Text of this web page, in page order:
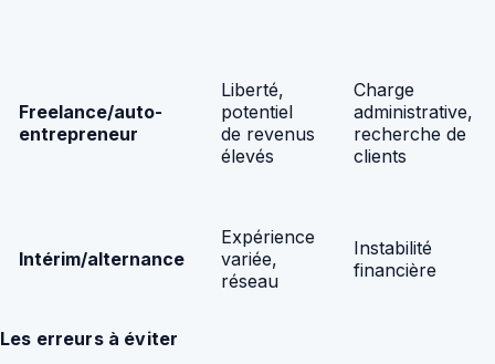
Freelance/auto-
entrepreneur
Liberté,
potentiel
de revenus
élevés
Charge
administrative,
recherche de
clients
Intérim/alternance
Expérience
variée,
réseau
Instabilité
financière
Les erreurs à éviter